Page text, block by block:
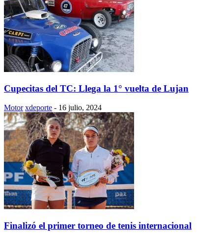
Cupecitas del TC: Llega la 1° vuelta de Lujan
Motor xdeporte - 16 julio, 2024
Finalizó el primer torneo de tenis internacional